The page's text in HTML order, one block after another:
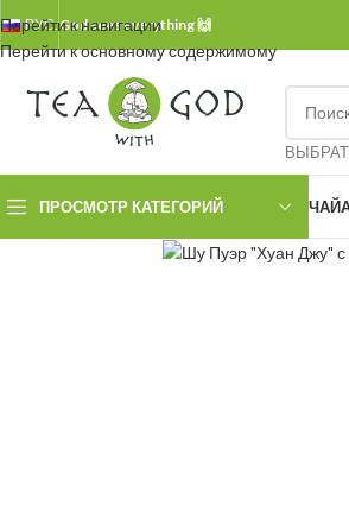
Перейти к навигации
Перейти к основному содержимому
РУС.God sees everything 🙌
ПРОСМОТР КАТЕГОРИЙ ЧАЙ